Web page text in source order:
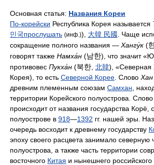
Основная статья: Названия Кореи
По-корейски Республика Корея называется
민국прослушать (инф.)), 大韓 民國
. Чаще
сокращение полного названия — Хангу́к (
говорят также Намха́н (남한), что значит
противовес Пукха́н (북한 北韓), «Северная
Корея), то есть Северной Корее . Слово Хан
древним племенным союзам Самхан ,
территории Корейского полуострова.
происходит от названия государства Корё,
полуострове в 918—1392 гг. нашей эры.
очередь восходит к древнему государству
эпоху своего расцвета занимало северную
полуострова, а также часть территории
восточного Китая и нынешнего российского